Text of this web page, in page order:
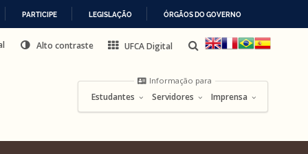
PARTICIPE LEGISLAÇÃO ÓRGÃOS DO GOVERNO
Alto contraste UFCA Digital
Informação para
Estudantes Servidores Imprensa